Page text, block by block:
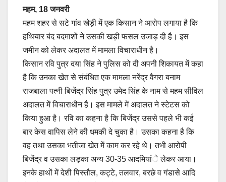
महम, 18 जनवरी
महम शहर से सटे गांव खेड़ी में एक किसान ने आरोप लगाया है कि
हथियार बंद बदमाशों ने उसकी खड़ी फसल उजाड़ दी है। इस
जमीन को लेकर अदालत में मामला विचाराधीन है।
किसान रवि पुत्र दया सिंह ने पुलिस को दी अपनी शिकायत में कहा
है कि उनका खेत से संबंधित एक मामला नरेंद्र वैगरा बनाम
राजबाला पत्नी बिजेंद्र सिंह पुत्र उमेद सिंह के नाम से महम सीविल
अदालत में विचाराधीन है। इस मामले में अदालत ने स्टेटस को
किया हुआ है। रवि का कहना है कि बिजेंद्र उससे पहले भी कई
बार केस वापिस लेने की धमकी दे चुका है। उसका कहना है कि
वह तथा उसका भतीजा खेत में काम कर रहे थे। तभी आरोपी
बिजेंद्र व उसका लड़का अन्य 30-35 आदमियांे लेकर आया।
इनके हाथों में देशी पिस्तौल, कट्टे, तलवार, बरछे व गंडासे आदि